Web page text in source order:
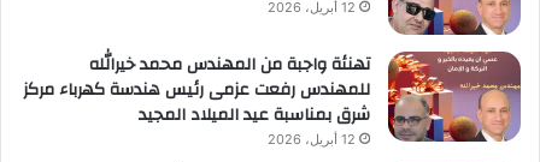
12 أبريل، 2026
تهنئة واجبة من المهندس محمد خيرالله
للمهندس رفعت عزمى رئيس هندسة كهرباء مركز
شرق بمناسبة عيد الميلاد المجيد
12 أبريل، 2026